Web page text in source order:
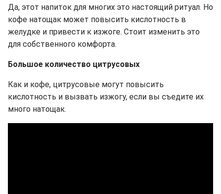
Да, этот напиток для многих это настоящий ритуал. Но
кофе натощак может повысить кислотность в
желудке и привести к изжоге. Стоит изменить это
для собственного комфорта.
Большое количество цитрусовых
Как и кофе, цитрусовые могут повысить
кислотность и вызвать изжогу, если вы съедите их
много натощак.